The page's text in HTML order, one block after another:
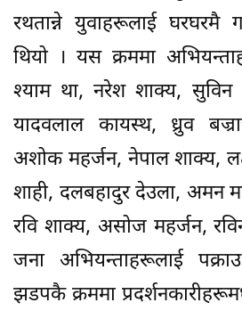
रथतान्ने युवाहरूलाई
थियो । यस क्रममा
श्याम था, नरेश शाक्य, सुविन
यादवलाल कायस्थ, ध्रुव
अशोक महर्जन, नेपाल शाक्य,
शाही, दलबहादुर देउला, अमन
रवि शाक्य, असोज महर्जन,
जना अभियन्ताहरूलाई
झडपकै क्रममा